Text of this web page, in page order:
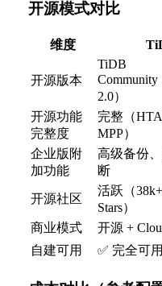
开源模式对比
维度
开源版本
TiDB
Community
2.0）
开源功能
完整度
完整（
MPP）
企业版附
加功能
高级备份
断
开源社区
活跃（
Stars）
商业模式
开源 +
自建可用
✅ 完全可用